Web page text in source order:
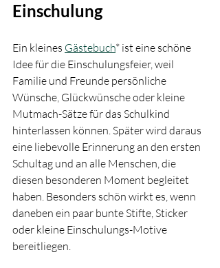
Einschulung
Ein kleines Gästebuch* ist eine schöne
Idee für die Einschulungsfeier, weil
Familie und Freunde persönliche
Wünsche, Glückwünsche oder kleine
Mutmach-Sätze für das Schulkind
hinterlassen können. Später wird daraus
eine liebevolle Erinnerung an den ersten
Schultag und an alle Menschen, die
diesen besonderen Moment begleitet
haben. Besonders schön wirkt es, wenn
daneben ein paar bunte Stifte, Sticker
oder kleine Einschulungs-Motive
bereitliegen.